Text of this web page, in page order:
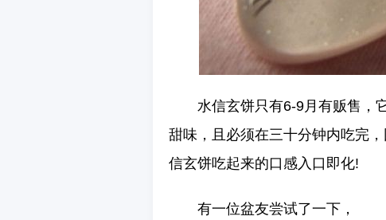
水信玄饼只有6-9月有贩售，
甜味，且必须在三十分钟内吃完
信玄饼吃起来的口感入口即化!
有一位盆友尝试了一下，